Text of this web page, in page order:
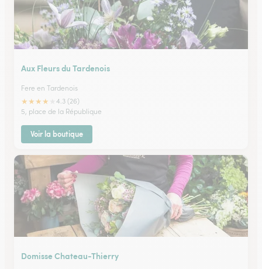
Aux Fleurs du Tardenois
Fere en Tardenois
★★★★
4.3 (26)
5, place de la République
Voir la boutique
Domisse Chateau-Thierry